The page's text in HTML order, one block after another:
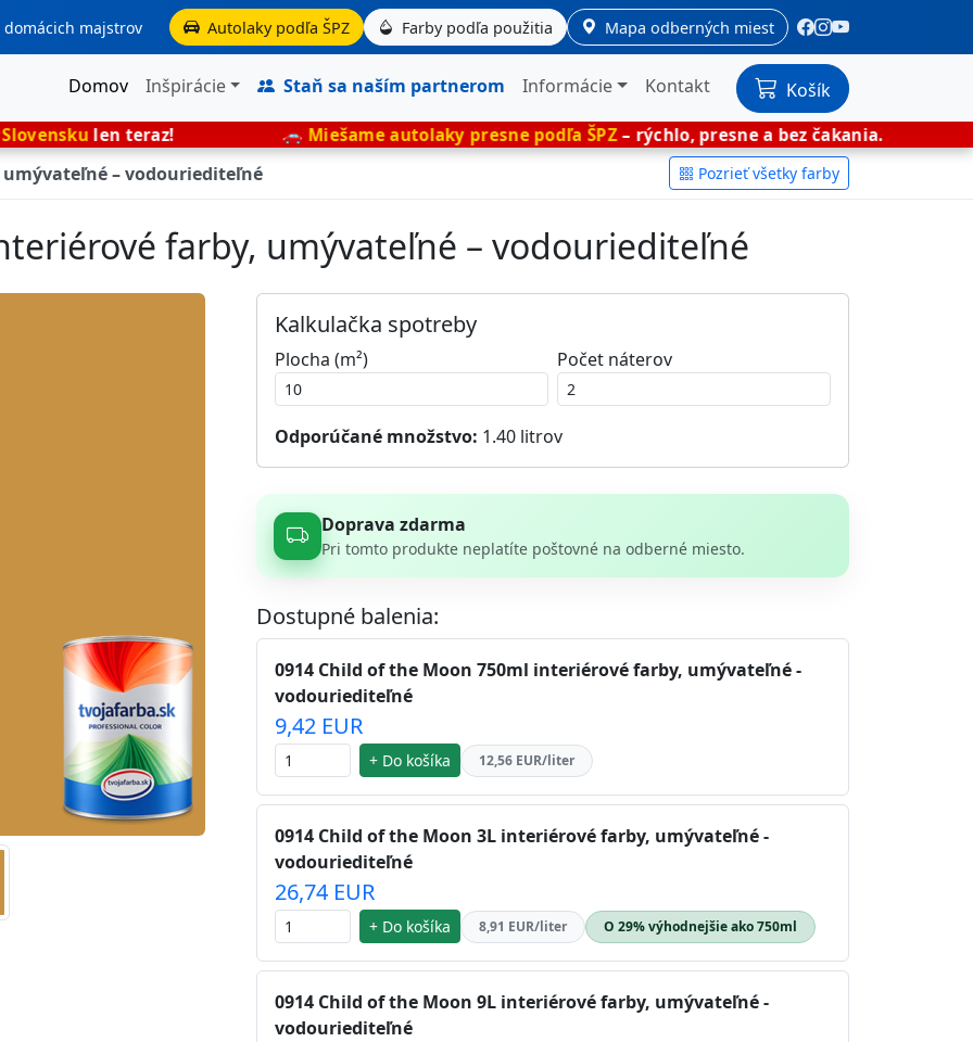
majstrov Autolaky podľa ŠPZ Farby podľa použitia Mapa odberných miest
Domov Inšpirácie Staň sa naším partnerom Informácie Kontakt Košík
teraz! 🚗 Miešame autolaky presne podľa ŠPZ– rýchlo, presne a bez čakania. 🎨
– vodouriediteľné Pozrieť všetky farby
farby, umývateľné – vodouriediteľné
Kalkulačka spotreby
Plocha (m²) Počet náterov
Odporúčané množstvo: 1.40 litrov
Doprava zdarma
Pri tomto produkte neplatíte poštovné na odberné miesto.
Dostupné balenia:
0914 Child of the Moon 750ml interiérové farby, umývateľné -
vodouriediteľné
9,42 EUR
+ Do košíka 12,56 EUR/liter
0914 Child of the Moon 3L interiérové farby, umývateľné -
vodouriediteľné
26,74 EUR
+ Do košíka 8,91 EUR/liter O 29% výhodnejšie ako 750ml
0914 Child of the Moon 9L interiérové farby, umývateľné -
vodouriediteľné